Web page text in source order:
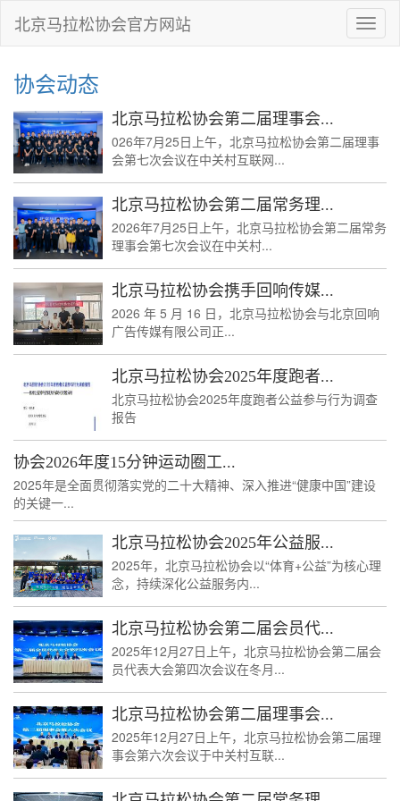
北京马拉松协会官方网站
协会动态
北京马拉松协会第二届理事会...
026年7月25日上午，北京马拉松协会第二届理事
会第七次会议在中关村互联网...
北京马拉松协会第二届常务理...
2026年7月25日上午，北京马拉松协会第二届常务
理事会第七次会议在中关村...
北京马拉松协会携手回响传媒...
2026 年 5 月 16 日，北京马拉松协会与北京回响
广告传媒有限公司正...
北京马拉松协会2025年度跑者...
北京马拉松协会2025年度跑者公益参与行为调查
报告
协会2026年度15分钟运动圈工...
2025年是全面贯彻落实党的二十大精神、深入推进“健康中国”建设
的关键一...
北京马拉松协会2025年公益服...
2025年，北京马拉松协会以“体育+公益”为核心理
念，持续深化公益服务内...
北京马拉松协会第二届会员代...
2025年12月27日上午，北京马拉松协会第二届会
员代表大会第四次会议在冬月...
北京马拉松协会第二届理事会...
2025年12月27日上午，北京马拉松协会第二届理
事会第六次会议于中关村互联...